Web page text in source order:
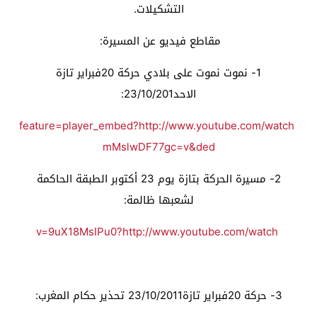
التشكيلات.
مقاطع فيديو عن المسيرة:
1- نموت نموت على بلادي حركة 20فبراير تازة
الاحد23/10/201:
http://www.youtube.com/watch
?
feature=player_embed
ded
&
v
=
mMslwDF77gc
2- مسيرة الحركة بتازة يوم 23 أكتوبر الطبقة الحاكمة
لشعبها ظالمة:
http://www.youtube.com/watch
?
v=9uX18MsIPu0
3- حركة 20فبراير تازة23/10/2011 تحذير حكام المغرب: